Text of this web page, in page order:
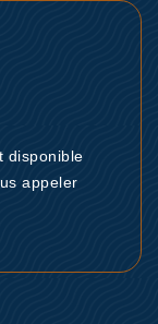
disponible
appeler